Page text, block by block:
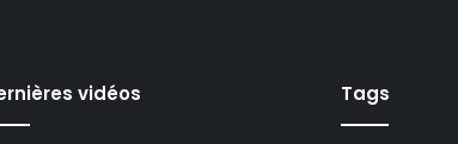
vidéos Tags